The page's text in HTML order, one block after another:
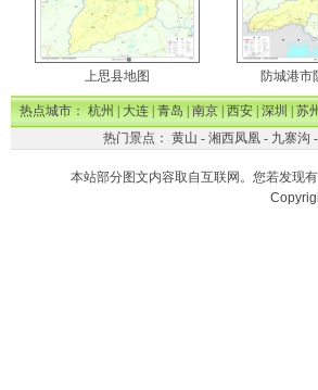
上思县地图 防城港市
热点城市：杭州|大连|青岛|南京|西安|深圳|苏
热门景点： 黄山 - 湘西凤凰- 九寨沟 -
本站部分图文内容取自互联网。您若发现